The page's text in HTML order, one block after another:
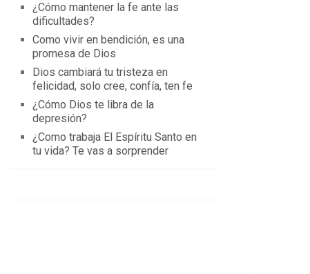
¿Cómo mantener la fe ante las
dificultades?
Como vivir en bendición, es una
promesa de Dios
Dios cambiará tu tristeza en
felicidad, solo cree, confía, ten fe
¿Cómo Dios te libra de la
depresión?
¿Como trabaja El Espíritu Santo en
tu vida? Te vas a sorprender